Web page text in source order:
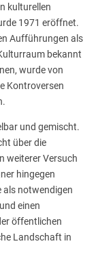
kulturellen
1971 eröffnet.
Aufführungen als
bekannt
wurde von
Kontroversen
und gemischt.
über die
weiterer Versuch
hingegen
als notwendigen
einen
öffentlichen
Landschaft in